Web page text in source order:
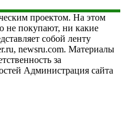
проектом. На этом
не покупают, ни какие
собой ленту
newsru.com. Материалы
за
Администрация сайта